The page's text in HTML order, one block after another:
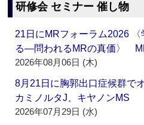
研修会 セミナー 催し物
21日にMRフォーラム2026 〈
る―問われるMRの真価〉
2026年08月06日 (木)
8月21日に胸郭出口症候群で
カミノルタJ、キヤノンMS
2026年07月29日 (水)